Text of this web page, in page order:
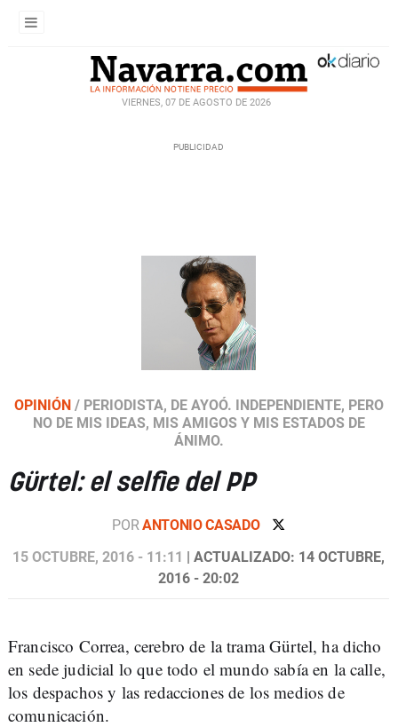
VIERNES, 07 DE AGOSTO DE 2026
OPINIÓN / PERIODISTA, DE AYOÓ. INDEPENDIENTE, PERO
NO DE MIS IDEAS, MIS AMIGOS Y MIS ESTADOS DE
ÁNIMO.
Gürtel: el selfie del PP
POR ANTONIO CASADO
15 OCTUBRE, 2016 - 11:11 | ACTUALIZADO: 14 OCTUBRE,
2016 - 20:02
Francisco Correa, cerebro de la trama Gürtel, ha dicho
en sede judicial lo que todo el mundo sabía en la calle,
los despachos y las redacciones de los medios de
comunicación.